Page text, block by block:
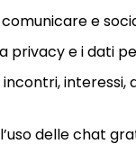
e
e i dati
delle chat